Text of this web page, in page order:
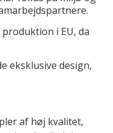
i EU, da
eksklusive design,
af høj kvalitet,